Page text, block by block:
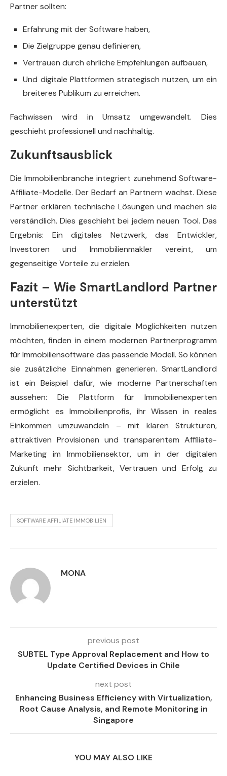
Partner sollten:
Erfahrung mit der Software haben,
Die Zielgruppe genau definieren,
Vertrauen durch ehrliche Empfehlungen aufbauen,
Und digitale Plattformen strategisch nutzen, um ein
breiteres Publikum zu erreichen.
Fachwissen wird in Umsatz umgewandelt. Dies
geschieht professionell und nachhaltig.
Zukunftsausblick
Die Immobilienbranche integriert zunehmend Software-
Affiliate-Modelle. Der Bedarf an Partnern wächst. Diese
Partner erklären technische Lösungen und machen sie
verständlich. Dies geschieht bei jedem neuen Tool. Das
Ergebnis: Ein digitales Netzwerk, das Entwickler,
Investoren und Immobilienmakler vereint, um
gegenseitige Vorteile zu erzielen.
Fazit – Wie SmartLandlord Partner
unterstützt
Immobilienexperten, die digitale Möglichkeiten nutzen
möchten, finden in einem modernen Partnerprogramm
für Immobiliensoftware das passende Modell. So können
sie zusätzliche Einnahmen generieren. SmartLandlord
ist ein Beispiel dafür, wie moderne Partnerschaften
aussehen: Die Plattform für Immobilienexperten
ermöglicht es Immobilienprofis, ihr Wissen in reales
Einkommen umzuwandeln – mit klaren Strukturen,
attraktiven Provisionen und transparentem Affiliate-
Marketing im Immobiliensektor, um in der digitalen
Zukunft mehr Sichtbarkeit, Vertrauen und Erfolg zu
erzielen.
SOFTWARE AFFILIATE IMMOBILIEN
MONA
previous post
SUBTEL Type Approval Replacement and How to
Update Certified Devices in Chile
next post
Enhancing Business Efficiency with Virtualization,
Root Cause Analysis, and Remote Monitoring in
Singapore
YOU MAY ALSO LIKE